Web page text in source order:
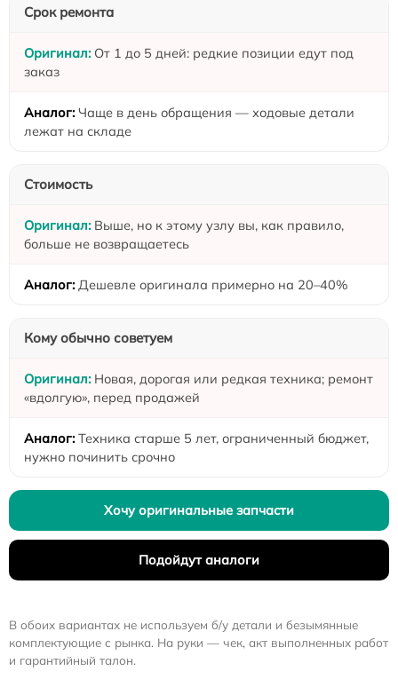
Срок ремонта
От 1 до 5 дней: редкие позиции едут под
заказ
Чаще в день обращения — ходовые детали
лежат на складе
Стоимость
Выше, но к этому узлу вы, как правило,
больше не возвращаетесь
Дешевле оригинала примерно на 20–40%
Кому обычно советуем
Новая, дорогая или редкая техника; ремонт
«вдолгую», перед продажей
Техника старше 5 лет, ограниченный бюджет,
нужно починить срочно
Хочу оригинальные запчасти
Подойдут аналоги
В обоих вариантах не используем б/у детали и безымянные
комплектующие с рынка. На руки — чек, акт выполненных работ
и гарантийный талон.